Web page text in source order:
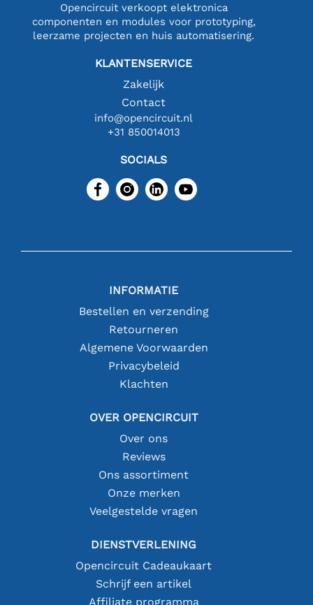
Opencircuit verkoopt elektronica
componenten en modules voor prototyping,
leerzame projecten en huis automatisering.
KLANTENSERVICE
Zakelijk
Contact
info@opencircuit.nl
+31 850014013
SOCIALS
INFORMATIE
Bestellen en verzending
Retourneren
Algemene Voorwaarden
Privacybeleid
Klachten
OVER OPENCIRCUIT
Over ons
Reviews
Ons assortiment
Onze merken
Veelgestelde vragen
DIENSTVERLENING
Opencircuit Cadeaukaart
Schrijf een artikel
Affiliate programma